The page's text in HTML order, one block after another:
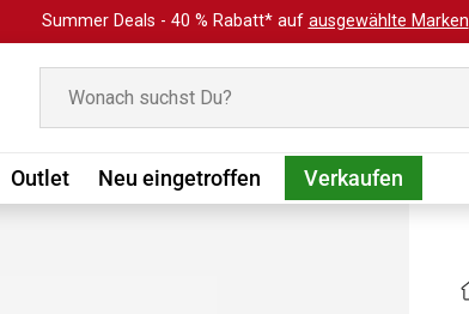
Summer Deals - 40 % Rabatt* auf ausgewählte Marken
Outlet Neu eingetroffen Verkaufen